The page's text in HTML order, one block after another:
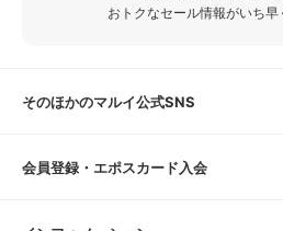
おトクなセール情報がいち早
そのほかのマルイ公式SNS
会員登録・エポスカード入会